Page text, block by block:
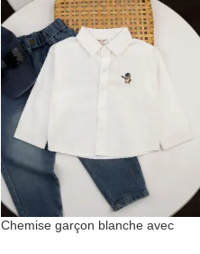
Chemise garçon blanche avec